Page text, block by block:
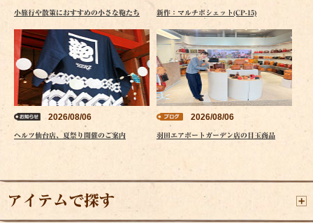
小旅行や散策におすすめの小さな鞄たち 新作：マルチポシェット(CP-15)
2026/08/06
ヘルツ仙台店、夏祭り開催のご案内
2026/08/06
羽田エアポートガーデン店の目玉商品
アイテムで探す